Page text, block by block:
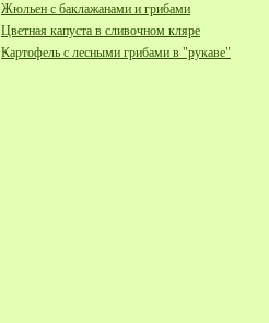
Жюльен с баклажанами и грибами
Цветная капуста в сливочном кляре
Картофель с лесными грибами в "рукаве"